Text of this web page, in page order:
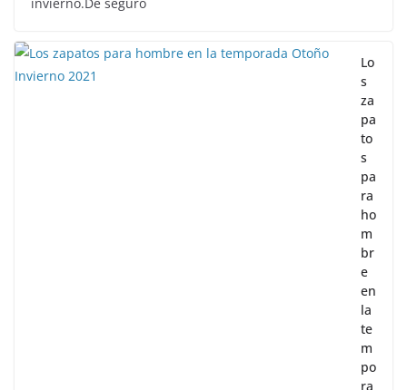
Lo
s
za
pa
to
s
pa
ra
ho
m
br
e
en
la
te
m
po
ra